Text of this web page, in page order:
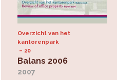
Overzicht van het
kantorenpark
20
Balans 2006
2007